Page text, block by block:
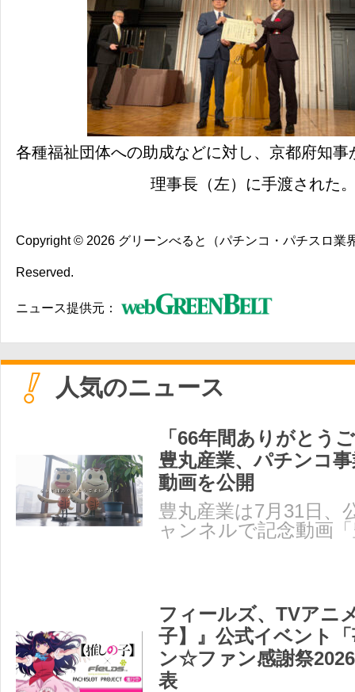
各種福祉団体への助成などに対し、京都府知事
理事長（左）に手渡された
Copyright © 2026 グリーンべると（パチンコ・パチスロ業
Reserved.
ニュース提供元：
人気のニュース
「66年間ありがとう
豊丸産業、パチンコ
動画を公開
豊丸産業は7月31日、
ャンネルで記念動画
フィールズ、TVアニ
子】』公式イベント
ン☆ファン感謝祭
表